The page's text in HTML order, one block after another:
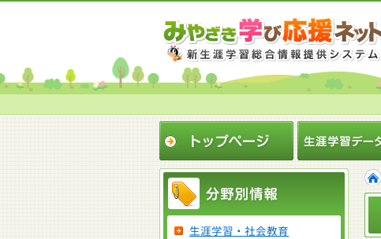
生涯学習・社会教育